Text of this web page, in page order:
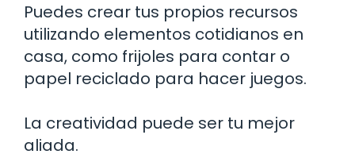
Puedes crear tus propios recursos
utilizando elementos cotidianos en
casa, como frijoles para contar o
papel reciclado para hacer juegos.
La creatividad puede ser tu mejor
aliada.